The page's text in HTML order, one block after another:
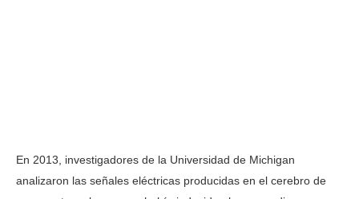
En 2013, investigadores de la Universidad de Michigan
analizaron las señales eléctricas producidas en el cerebro de